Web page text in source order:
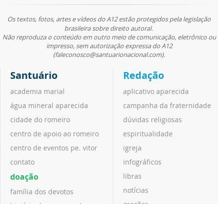
Os textos, fotos, artes e vídeos do A12 estão protegidos pela legislação
brasileira sobre direito autoral.
Não reproduza o conteúdo em outro meio de comunicação, eletrônico ou
impresso, sem autorização expressa do A12
(faleconosco@santuarionacional.com).
Santuário
academia marial
água mineral aparecida
cidade do romeiro
centro de apoio ao romeiro
centro de eventos pe. vitor
contato
doação
família dos devotos
Redação
aplicativo aparecida
campanha da fraternidade
dúvidas religiosas
espiritualidade
igreja
infográficos
libras
notícias